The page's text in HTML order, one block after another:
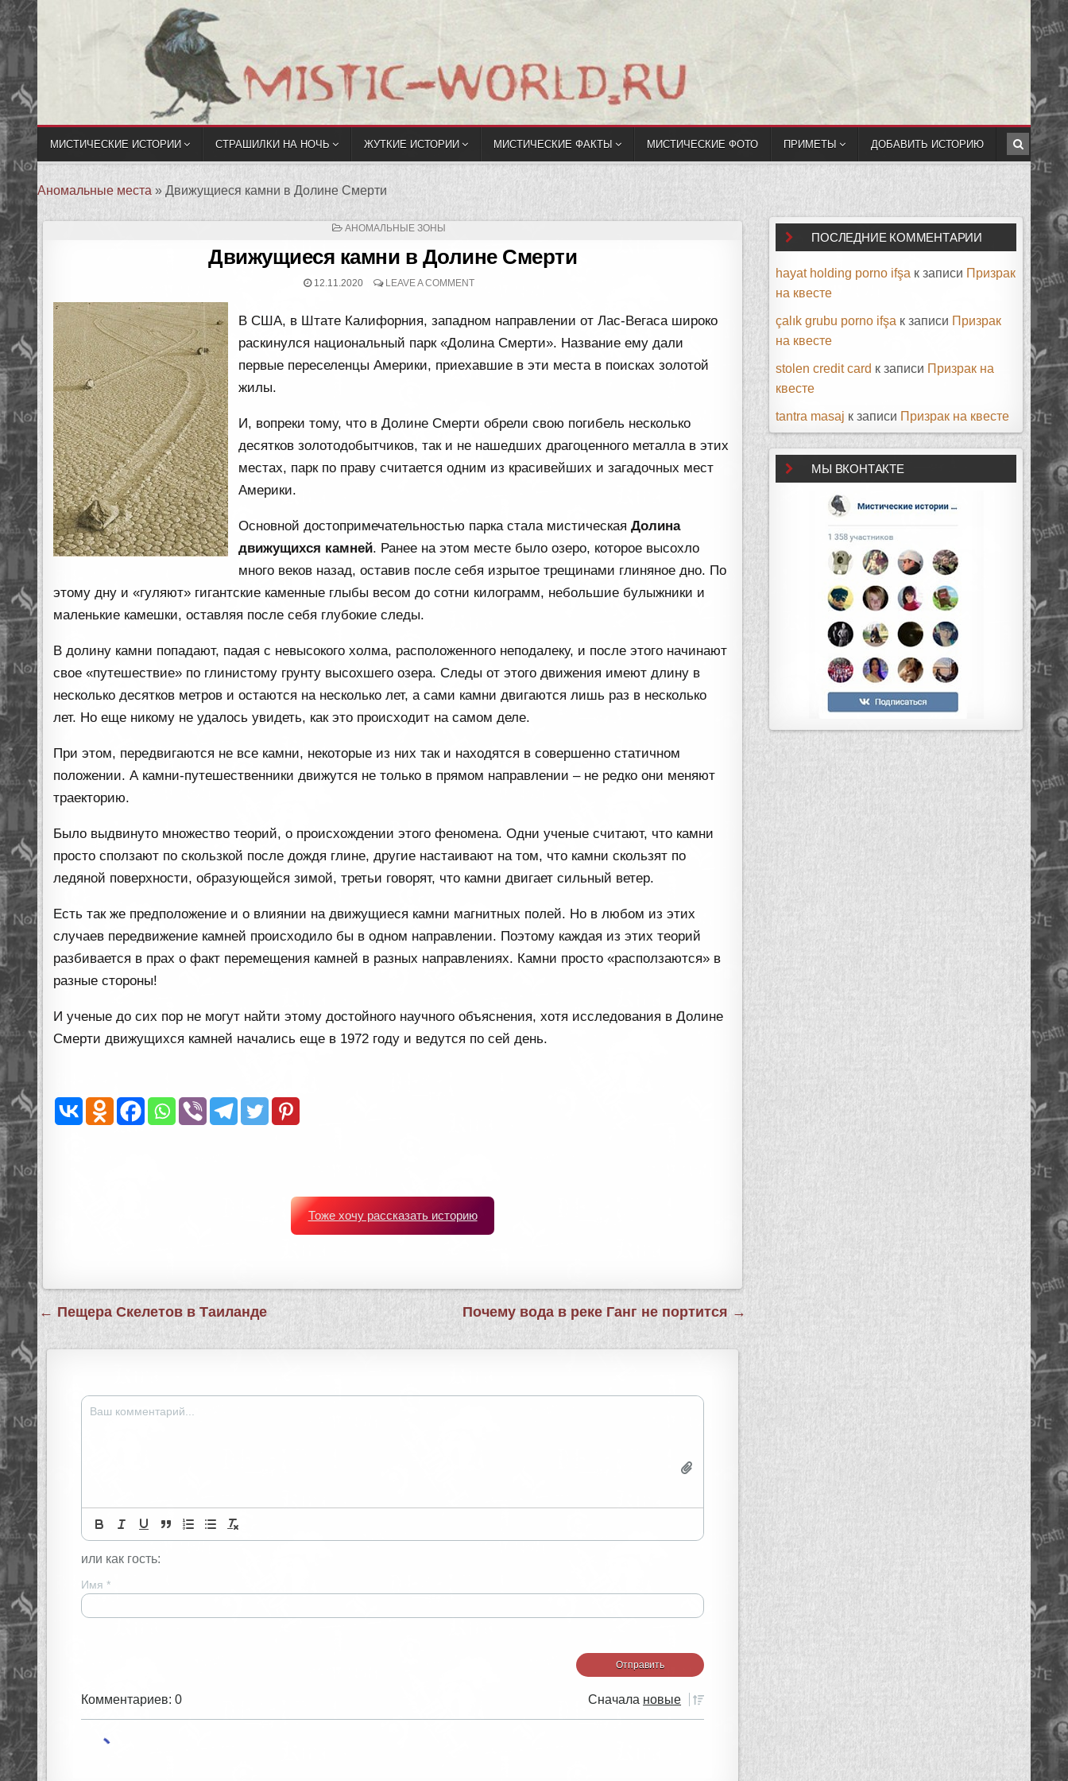
МИСТИЧЕСКИЕ ИСТОРИИ СТРАШИЛКИ НА НОЧЬ ЖУТКИЕ ИСТОРИИ МИСТИЧЕСКИЕ ФАКТЫ МИСТИЧЕСКИЕ ФОТО ПРИМЕТЫ ДОБАВИТЬ ИСТОРИЮ
Аномальные места » Движущиеся камни в Долине Смерти
ОПУБЛИКОВАНО
АНОМАЛЬНЫЕ ЗОНЫ
Движущиеся камни в Долине Смерти
12.11.2020 LEAVE A COMMENT
В США, в Штате Калифорния, западном направлении от Лас-Вегаса широко
раскинулся национальный парк «Долина Смерти». Название ему дали
первые переселенцы Америки, приехавшие в эти места в поисках золотой
жилы.
И, вопреки тому, что в Долине Смерти обрели свою погибель несколько
десятков золотодобытчиков, так и не нашедших драгоценного металла в этих
местах, парк по праву считается одним из красивейших и загадочных мест
Америки.
Основной достопримечательностью парка стала мистическаяДолина
движущихся камней. Ранее на этом месте было озеро, которое высохло
много веков назад, оставив после себя изрытое трещинами глиняное дно. По
этому дну и «гуляют» гигантские каменные глыбы весом до сотни килограмм, небольшие булыжники и
маленькие камешки, оставляя после себя глубокие следы.
В долину камни попадают, падая с невысокого холма, расположенного неподалеку, и после этого начинают
свое «путешествие» по глинистому грунту высохшего озера. Следы от этого движения имеют длину в
несколько десятков метров и остаются на несколько лет, а сами камни двигаются лишь раз в несколько
лет. Но еще никому не удалось увидеть, как это происходит на самом деле.
При этом, передвигаются не все камни, некоторые из них так и находятся в совершенно статичном
положении. А камни-путешественники движутся не только в прямом направлении – не редко они меняют
траекторию.
Было выдвинуто множество теорий, о происхождении этого феномена. Одни ученые считают, что камни
просто сползают по скользкой после дождя глине, другие настаивают на том, что камни скользят по
ледяной поверхности, образующейся зимой, третьи говорят, что камни двигает сильный ветер.
Есть так же предположение и о влиянии на движущиеся камни магнитных полей. Но в любом из этих
случаев передвижение камней происходило бы в одном направлении. Поэтому каждая из этих теорий
разбивается в прах о факт перемещения камней в разных направлениях. Камни просто «расползаются» в
разные стороны!
И ученые до сих пор не могут найти этому достойного научного объяснения, хотя исследования в Долине
Смерти движущихся камней начались еще в 1972 году и ведутся по сей день.
Тоже хочу рассказать историю
Навигация
по
записям
← Пещера Скелетов в Таиланде Почему вода в реке Ганг не портится →
или как гость:
Имя *
Комментариев: 0 Сначала новые
ПОСЛЕДНИЕ КОММЕНТАРИИ
hayat holding porno ifşa к записи Призрак
на квесте
çalık grubu porno ifşa к записи Призрак
на квесте
stolen credit card к записи Призрак на
квесте
tantra masaj к записи Призрак на квесте
МЫ ВКОНТАКТЕ